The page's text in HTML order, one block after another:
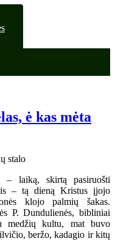
ė kas mėta
laiką, skirtą pasiruošti
– tą dieną Kristus įjojo
klojo palmių šakas.
P. Dundulienės, bibliniai
medžių kultu, mat buvo
beržo, kadagio ir kitų